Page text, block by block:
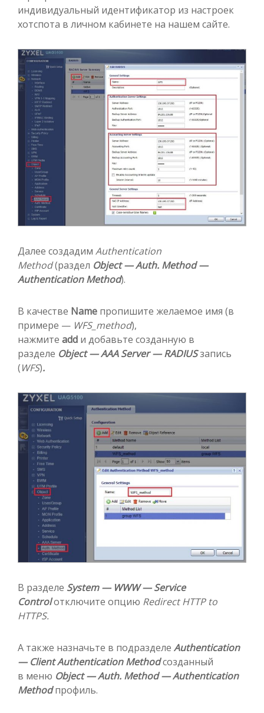
индивидуальный идентификатор из настроек
хотспота в личном кабинете на нашем сайте.
Далее создадим Authentication
Method(раздел Object — Auth. Method —
Authentication Method).
В качестве Name пропишите желаемое имя (в
примере — WFS_method),
нажмите add и добавьте созданную в
разделе Object — AAA Server — RADIUSзапись
(WFS).
В разделе System — WWW — Service
Controlотключите опцию Redirect HTTP to
HTTPS.
А также назначьте в подразделе Authentication
— Client Authentication Methodсозданный
в меню Object — Auth. Method — Authentication
Methodпрофиль.